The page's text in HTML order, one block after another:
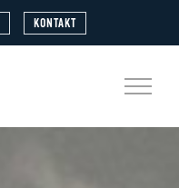
KONTAKT